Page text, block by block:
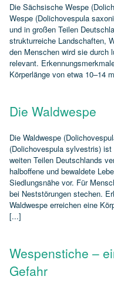
Die Sächsische Wespe
Wespe (Dolichovespula
und in großen Teilen
strukturreiche Landschaften,
den Menschen wird sie durch
relevant.
Körperlänge von etwa 10–14
Die Waldwespe
Die Waldwespe
(Dolichovespula sylvestris)
weiten Teilen Deutschlands
halboffene und bewaldete
Siedlungsnähe vor. Für
bei Neststörungen stechen.
Waldwespe erreichen eine
[...]
Wespenstiche –
Gefahr